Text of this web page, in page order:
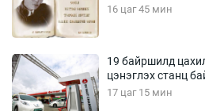
16 цаг 45 мин
19 байршилд
цэнэглэх станц
17 цаг 15 мин